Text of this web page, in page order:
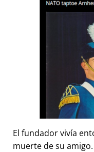
El fundador vivía
muerte de su